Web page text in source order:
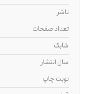
ناشر
تعداد صفحات
شابک
سال انتشار
نوبت چاپ